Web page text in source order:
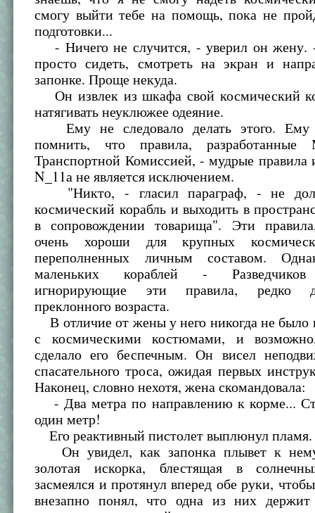
смогу выйти тебе на помощь, пока не
подготовки...
- Ничего не случится, - уверил он жену.
просто сидеть, смотреть на экран и
запонке. Проще некуда.
Он извлек из шкафа свой космический
натягивать неуклюжее одеяние.
Ему не следовало делать этого. Ему
помнить, что правила, разработанные
Транспортной Комиссией, - мудрые правила
N_11а не является исключением.
"Никто, - гласил параграф, - не
космический корабль и выходить в
в сопровождении товарища". Эти
очень хороши для крупных
переполненных личным составом.
маленьких кораблей - Разведчиков
игнорирующие эти правила, редко
преклонного возраста.
В отличие от жены у него никогда не было
с космическими костюмами, и
сделало его беспечным. Он висел
спасательного троса, ожидая первых
Наконец, словно нехотя, жена скомандовала:
- Два метра по направлению к корме...
один метр!
Его реактивный пистолет выплюнул пламя.
Он увидел, как запонка плывет к
золотая искорка, блестящая в
засмеялся и протянул вперед обе руки,
внезапно понял, что одна из них держит